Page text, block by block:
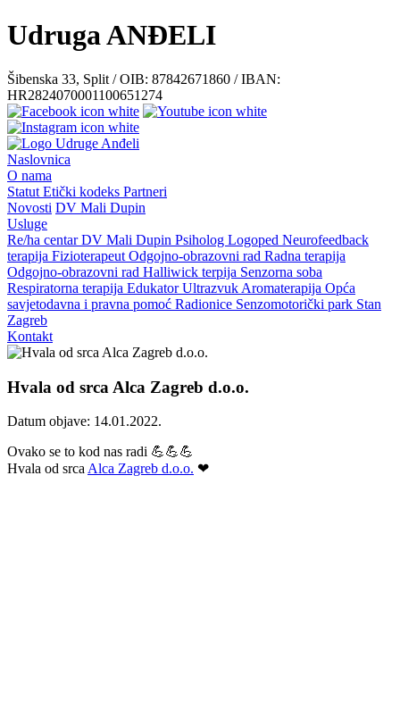
Udruga ANĐELI
Šibenska 33, Split / OIB: 87842671860 / IBAN:
HR2824070001100651274
Naslovnica
O nama
Statut Etički kodeks Partneri
Novosti DV Mali Dupin
Usluge
Re/ha centarDV Mali Dupin Psiholog Logoped Neurofeedback
terapija Fizioterapeut Odgojno-obrazovni rad Radna terapija
Odgojno-obrazovni rad Halliwick terpija Senzorna soba
Respiratorna terapija EdukatorUltrazvuk Aromaterapija Opća
savjetodavna i pravna pomoć Radionice Senzomotorički park Stan
Zagreb
Kontakt
Hvala od srca Alca Zagreb d.o.o.
Datum objave: 14.01.2022.
Ovako se to kod nas radi 💪💪💪
Hvala od srca Alca Zagreb d.o.o. ❤